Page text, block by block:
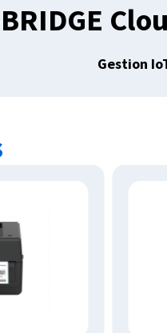
Gestion